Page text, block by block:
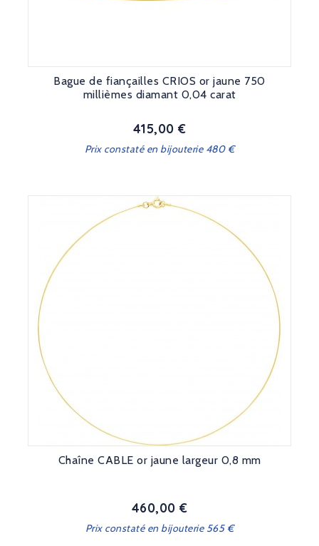
Bague de fiançailles CRIOS or jaune 750
millièmes diamant 0,04 carat
Prix
415,00 €
Prix constaté en bijouterie 480 €
Chaîne CABLE or jaune largeur 0,8 mm
Prix
460,00 €
Prix constaté en bijouterie 565 €